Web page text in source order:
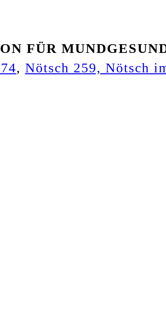
FÜR
, Nötsch 259, Nötsch